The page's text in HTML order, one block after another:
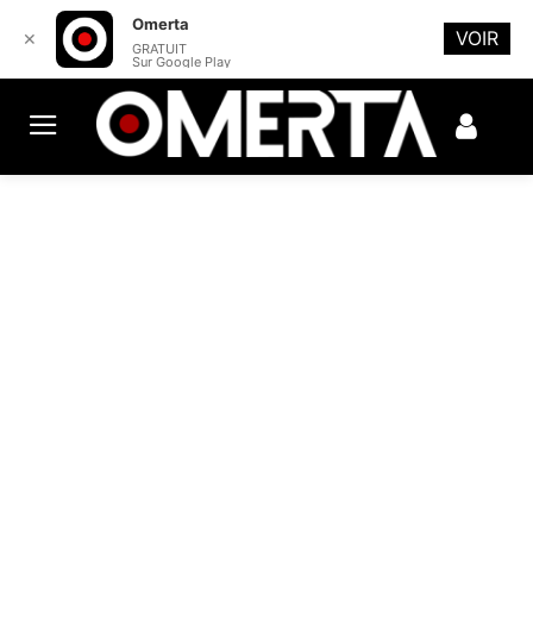
✕
Omerta
GRATUIT
Sur Google Play
VOIR